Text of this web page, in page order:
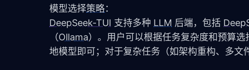
模型选择策略：
DeepSeek-TUI 支持多种 LLM 后端，包括
（Ollama）。用户可以根据任务复杂度和预算
地模型即可；对于复杂任务（如架构重构、多文